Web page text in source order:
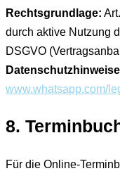
Rechtsgrundlage:
durch aktive Nutzung
DSGVO
www.whatsapp.com/
8.
Für die Online-